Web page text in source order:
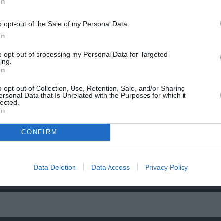
opt-out of the Sale of my Personal Data.
opt-out of processing my Personal Data for Targeted
opt-out of Collection, Use, Retention, Sale, and/or Sharing
Data that Is Unrelated with the Purposes for which it
CONFIRM
Data Deletion Data Access Privacy Policy
Αναζητώντας τη χαμένη πατρίδα